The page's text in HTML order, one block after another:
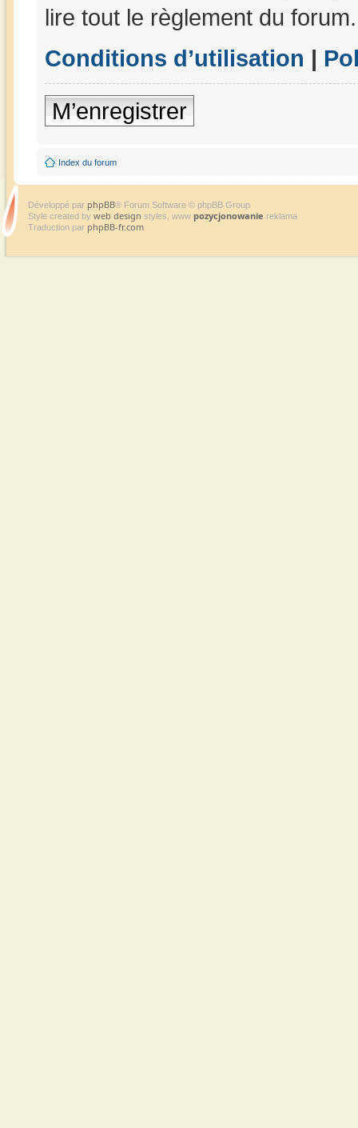
lire tout le règlement du forum.
Conditions d’utilisation |
M’enregistrer
Index du forum
Développé par phpBB® Forum Software © phpBB Group
Style created by web design styles, www pozycjonowanie reklama
Traduction par phpBB-fr.com